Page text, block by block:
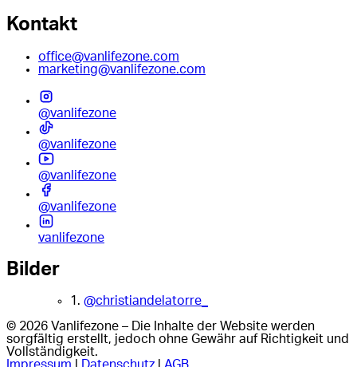
Kontakt
office@vanlifezone.com
marketing@vanlifezone.com
@vanlifezone
@vanlifezone
@vanlifezone
@vanlifezone
vanlifezone
Bilder
1. @christiandelatorre_
© 2026 Vanlifezone – Die Inhalte der Website werden
sorgfältig erstellt, jedoch ohne Gewähr auf Richtigkeit und
Vollständigkeit.